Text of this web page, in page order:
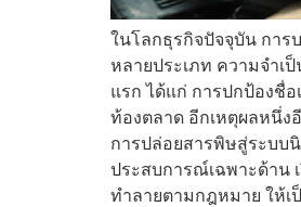
ในโลกธุรกิจปัจจุบัน การ
หลายประเภท ความจำเ
แรก ได้แก่ การปกป้องชื่
ท้องตลาด อีกเหตุผลหนึ่
การปล่อยสารพิษสู่ระบบ
ประสบการณ์เฉพาะด้าน
ทำลายตามกฎหมาย ให้